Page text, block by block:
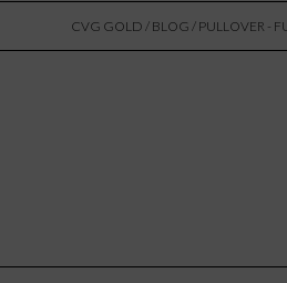
CVG GOLD / BLOG / PULLOVER -